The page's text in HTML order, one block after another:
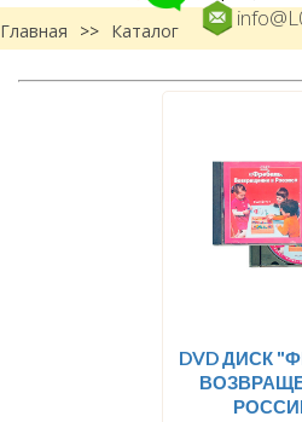
Главная
>> Каталог
DVD ДИСК